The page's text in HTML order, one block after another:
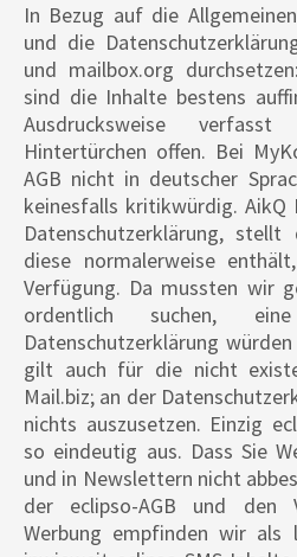
In Bezug auf die
und die
und mailbox.org
sind die Inhalte bestens
Ausdrucksweise
Hintertürchen offen. Bei
AGB nicht in deutscher
keinesfalls kritikwürdig.
Datenschutzerklärung,
diese normalerweise
Verfügung. Da mussten wir
ordentlich suchen, eine
Datenschutzerklärung
gilt auch für die nicht
Mail.biz; an der
nichts auszusetzen. Einzig
so eindeutig aus. Dass Sie
und in Newslettern nicht
der eclipso-AGB und den
Werbung empfinden wir als